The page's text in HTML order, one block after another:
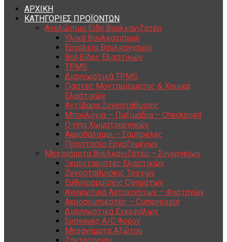
ΑΡΧΙΚΗ
ΚΑΤΗΓΟΡΙΕΣ ΠΡΟΪΟΝΤΩΝ
Αναλώσιμα Είδη Βουλκανιζατέρ
Υλικά Βουλκανισμού
Εργαλεία Βουλκανισμού
Βαλβίδες Ελαστικών
TPMS
Διαγνωστικά TPMS
Πάστες Μονταρίσματος & Χημικά
Ελαστικών
Αντίβαρα Ζυγοστάθμισης
Μπουλόνια – Παξιμάδια – Checkpoint
O-ring Χωματουργικών
Αεροθάλαμοι – Σαμπρέλες
Προστασία Εργαζομένων
Μηχανήματα Βουλκανιζατέρ – Συνεργείων
Ξεμονταριστές Ελαστικών
Ζυγοσταθμίσεις Τροχών
Ευθυγραμμίσεις Οχημάτων
Ανυψωτικά Αυτοκινήτων – Φορτηγών
Αεροσυμπιεστές – Compressor
Διαγνωστικά Εγκεφάλων
Συσκευές A/C Φρέον
Μηχανήματα Αζώτου